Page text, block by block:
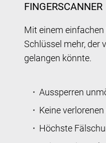
FINGERSCANNER
Mit einem einfachen
Schlüssel mehr, der
gelangen könnte.
Aussperren
Keine
Höchste